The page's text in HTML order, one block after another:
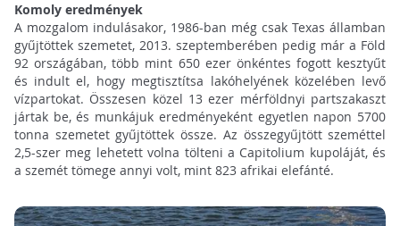
Komoly eredmények
A mozgalom indulásakor, 1986-ban még csak Texas államban
gyűjtöttek szemetet, 2013. szeptemberében pedig már a Föld
92 országában, több mint 650 ezer önkéntes fogott kesztyűt
és indult el, hogy megtisztítsa lakóhelyének közelében levő
vízpartokat. Összesen közel 13 ezer mérföldnyi partszakaszt
jártak be, és munkájuk eredményeként egyetlen napon 5700
tonna szemetet gyűjtöttek össze. Az összegyűjtött szeméttel
2,5-szer meg lehetett volna tölteni a Capitolium kupoláját, és
a szemét tömege annyi volt, mint 823 afrikai elefánté.